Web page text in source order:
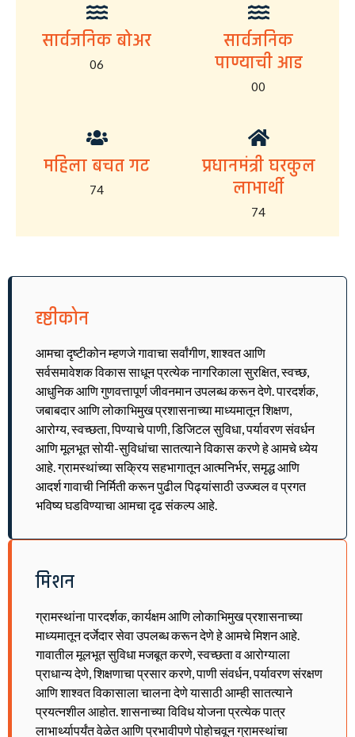
सार्वजनिक बोअर
06
सार्वजनिक
पाण्याची आड
00
महिला बचत गट
74
प्रधानमंत्री घरकुल
लाभार्थी
74
दृष्टीकोन
आमचा दृष्टीकोन म्हणजे गावाचा सर्वांगीण, शाश्वत आणि
सर्वसमावेशक विकास साधून प्रत्येक नागरिकाला सुरक्षित, स्वच्छ,
आधुनिक आणि गुणवत्तापूर्ण जीवनमान उपलब्ध करून देणे. पारदर्शक,
जबाबदार आणि लोकाभिमुख प्रशासनाच्या माध्यमातून शिक्षण,
आरोग्य, स्वच्छता, पिण्याचे पाणी, डिजिटल सुविधा, पर्यावरण संवर्धन
आणि मूलभूत सोयी-सुविधांचा सातत्याने विकास करणे हे आमचे ध्येय
आहे. ग्रामस्थांच्या सक्रिय सहभागातून आत्मनिर्भर, समृद्ध आणि
आदर्श गावाची निर्मिती करून पुढील पिढ्यांसाठी उज्ज्वल व प्रगत
भविष्य घडविण्याचा आमचा दृढ संकल्प आहे.
मिशन
ग्रामस्थांना पारदर्शक, कार्यक्षम आणि लोकाभिमुख प्रशासनाच्या
माध्यमातून दर्जेदार सेवा उपलब्ध करून देणे हे आमचे मिशन आहे.
गावातील मूलभूत सुविधा मजबूत करणे, स्वच्छता व आरोग्याला
प्राधान्य देणे, शिक्षणाचा प्रसार करणे, पाणी संवर्धन, पर्यावरण संरक्षण
आणि शाश्वत विकासाला चालना देणे यासाठी आम्ही सातत्याने
प्रयत्नशील आहोत. शासनाच्या विविध योजना प्रत्येक पात्र
लाभार्थ्यापर्यंत वेळेत आणि प्रभावीपणे पोहोचवून ग्रामस्थांचा